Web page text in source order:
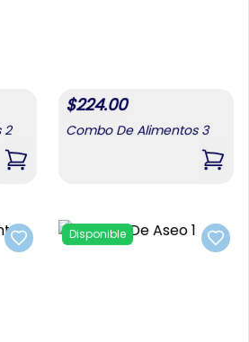
, Pomos De Aceite 6u X 1 Lt ,
2
,Combo De Alimentos 2
$224.00
Combo De Alimentos 3
,
Add to favorites Add
Disponible